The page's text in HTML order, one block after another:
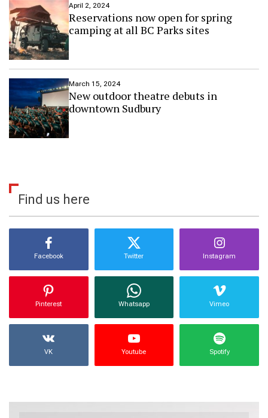
April 2, 2024
Reservations now open for spring
camping at all BC Parks sites
March 15, 2024
New outdoor theatre debuts in
downtown Sudbury
Find us here
Facebook Twitter Instagram
Pinterest Whatsapp Vimeo
VK Youtube Spotify